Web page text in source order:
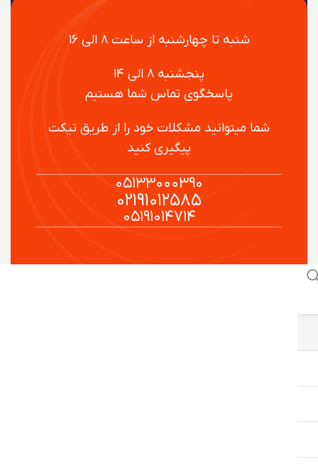
شنبه تا چهارشنبه از ساعت ۸ الی ۱۶
پنجشنبه ۸ الی ۱۴
پاسخگوی تماس شما هستیم
شما میتوانید مشکلات خود را از طریق تیکت
پیگیری کنید
۰۵۱۳۳۰۰۰۳۹۰
۰۲۱۹۱۰۱۲۵۸۵
۰۵۱۹۱۰۱۴۷۱۴